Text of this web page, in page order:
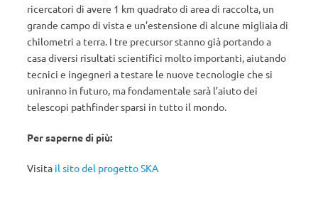
ricercatori di avere 1 km quadrato di area di raccolta, un
grande campo di vista e un’estensione di alcune migliaia di
chilometri a terra. I tre precursor stanno già portando a
casa diversi risultati scientifici molto importanti, aiutando
tecnici e ingegneri a testare le nuove tecnologie che si
uniranno in futuro, ma fondamentale sarà l’aiuto dei
telescopi pathfinder sparsi in tutto il mondo.
Per saperne di più:
Visita il sito del progetto SKA